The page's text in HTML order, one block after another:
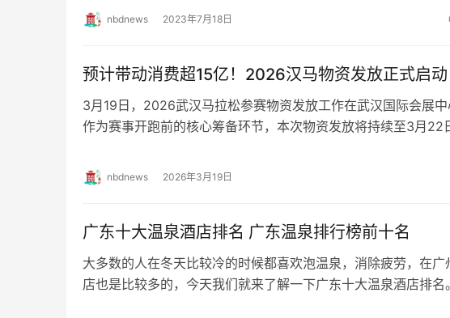
nbdnews 2023年7月18日
预计带动消费超15亿！2026汉马物资发放正式启动
3月19日，2026武汉马拉松参赛物资发放工作在武汉国际会展中
作为赛事开跑前的核心筹备环节，本次物资发放将持续至3月22
nbdnews 2026年3月19日
广东十大温泉酒店排名 广东温泉排行榜前十名
大多数的人在冬天比较冷的时候都喜欢泡温泉，消除疲劳，在广
店也是比较多的，今天我们就来了解一下广东十大温泉酒店排名